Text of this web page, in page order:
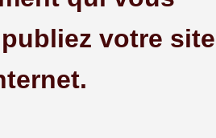
votre site